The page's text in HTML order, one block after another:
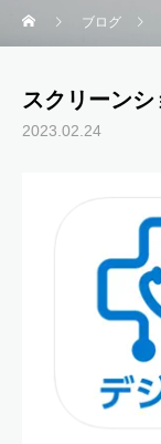
ブログ
スクリーンシ
2023.02.24